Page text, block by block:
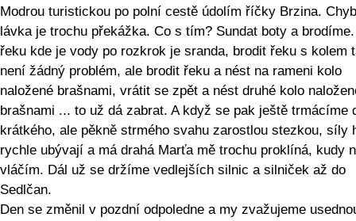
Modrou turistickou po polní cestě údolím říčky Brzina.
lávka je trochu překážka. Co s tím? Sundat boty a
řeku kde je vody po rozkrok je sranda, brodit řeku s kolem
není žádný problém, ale brodit řeku a nést na rameni kolo
naložené brašnami, vrátit se zpět a nést druhé kolo
brašnami ... to už dá zabrat. A když se pak ještě trmácíme
krátkého, ale pěkně strmého svahu zarostlou stezkou, síly
rychle ubývají a má drahá Marťa mě trochu proklíná, kudy
vláčím. Dál už se držíme vedlejších silnic a silniček až do
Sedlčan.
Den se změnil v pozdní odpoledne a my zvažujeme